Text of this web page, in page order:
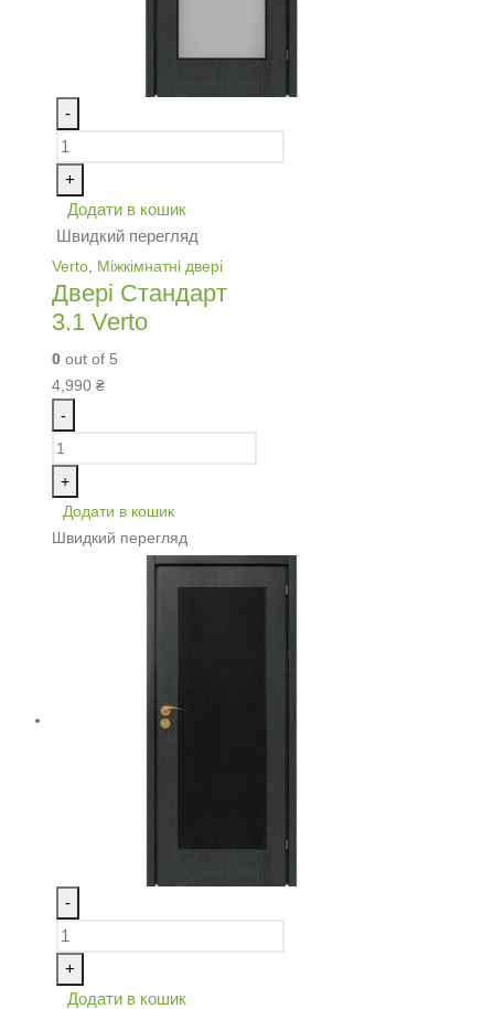
-
+
Додати в кошик
Швидкий перегляд
Verto, Міжкімнатні двері
Двері Стандарт
3.1 Verto
0 out of 5
4,990 ₴
-
+
Додати в кошик
Швидкий перегляд
-
+
Додати в кошик